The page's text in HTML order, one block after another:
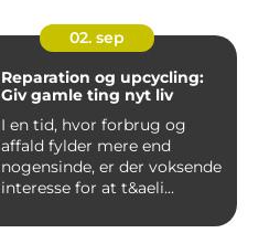
02. sep
Reparation og upcycling:
Giv gamle ting nyt liv
I en tid, hvor forbrug og
affald fylder mere end
nogensinde, er der voksende
interesse for at t&aeli...